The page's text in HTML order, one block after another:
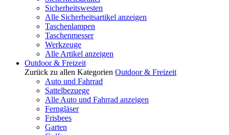
Sicherheitswesten
Alle Sicherheitsartikel anzeigen
Taschenlampen
Taschenmesser
Werkzeuge
Alle Artikel anzeigen
Outdoor & Freizeit
Zurück zu allen Kategorien Outdoor & Freizeit
Auto und Fahrrad
Sattelbezuege
Alle Auto und Fahrrad anzeigen
Ferngläser
Frisbees
Garten